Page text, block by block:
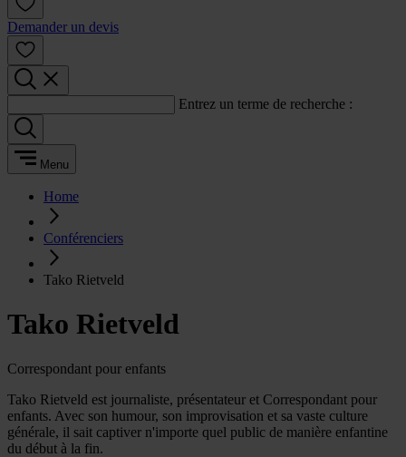
Demander un devis
Entrez un terme de recherche :
Menu
Home
Conférenciers
Tako Rietveld
Tako Rietveld
Correspondant pour enfants
Tako Rietveld est journaliste, présentateur et Correspondant pour
enfants. Avec son humour, son improvisation et sa vaste culture
générale, il sait captiver n'importe quel public de manière enfantine
du début à la fin.